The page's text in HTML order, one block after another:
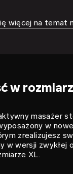
więcej na temat
w
masażer
w
zrealizujesz
w wersji zwykłej
XL.